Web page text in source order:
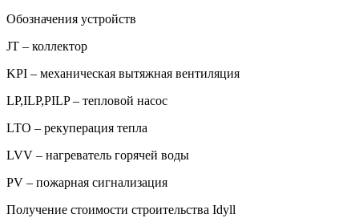
Обозначения устройств
JT – коллектор
KPI – механическая вытяжная вентиляция
LP,ILP,PILP – тепловой насос
LTO – рекуперация тепла
LVV – нагреватель горячей воды
PV – пожарная сигнализация
Получение стоимости строительства Idyll